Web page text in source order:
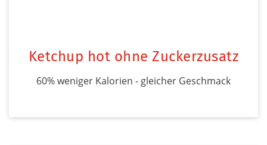
Ketchup hot ohne Zuckerzusatz
60% weniger Kalorien - gleicher Geschmack